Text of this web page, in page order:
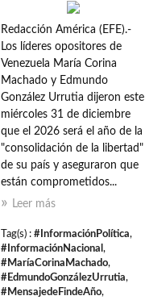
Redacción América (EFE).-
Los líderes opositores de
Venezuela María Corina
Machado y Edmundo
González Urrutia dijeron este
miércoles 31 de diciembre
que el 2026 será el año de la
"consolidación de la libertad"
de su país y aseguraron que
están comprometidos...
Leer más
Tag(s) : #InformaciónPolítica,
#InformaciónNacional ,
#MaríaCorinaMachado,
#EdmundoGonzálezUrrutia,
#MensajedeFindeAño,